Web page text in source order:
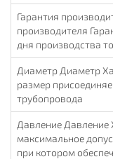
Гарантия
производителя
дня производства
Диаметр Диаметр
размер
трубопровода
Давление Давление
максимальное
при котором